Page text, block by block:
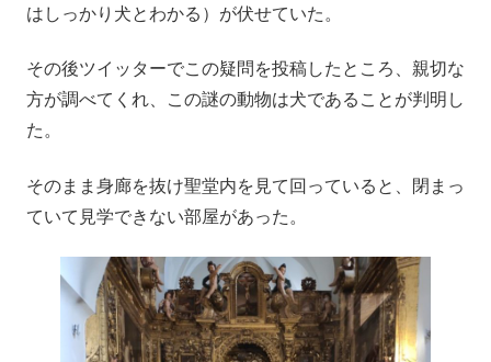
はしっかり犬とわかる）が伏せていた。
その後ツイッターでこの疑問を投稿したところ、親切な
方が調べてくれ、この謎の動物は犬であることが判明し
た。
そのまま身廊を抜け聖堂内を見て回っていると、閉まっ
ていて見学できない部屋があった。